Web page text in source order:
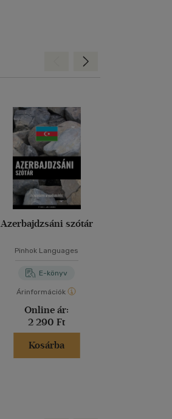
Azerbajdzsáni szótár
Pinhok Languages
E-könyv
Árinformációk
Online ár:
2 290 Ft
Kosárba
Előre